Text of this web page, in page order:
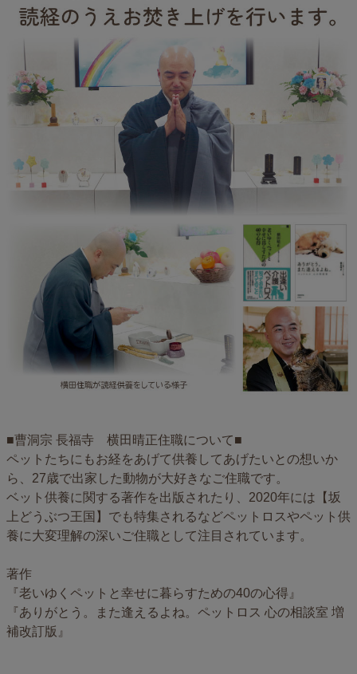
■曹洞宗 長福寺 横田晴正住職について■
ペットたちにもお経をあげて供養してあげたいとの想いか
ら、27歳で出家した動物が大好きなご住職です。
ベット供養に関する著作を出版されたり、2020年には【坂
上どうぶつ王国】でも特集されるなどペットロスやペット供
養に大変理解の深いご住職として注目されています。
著作
『老いゆくペットと幸せに暮らすための40の心得』
『ありがとう。また逢えるよね。ペットロス 心の相談室 増
補改訂版』